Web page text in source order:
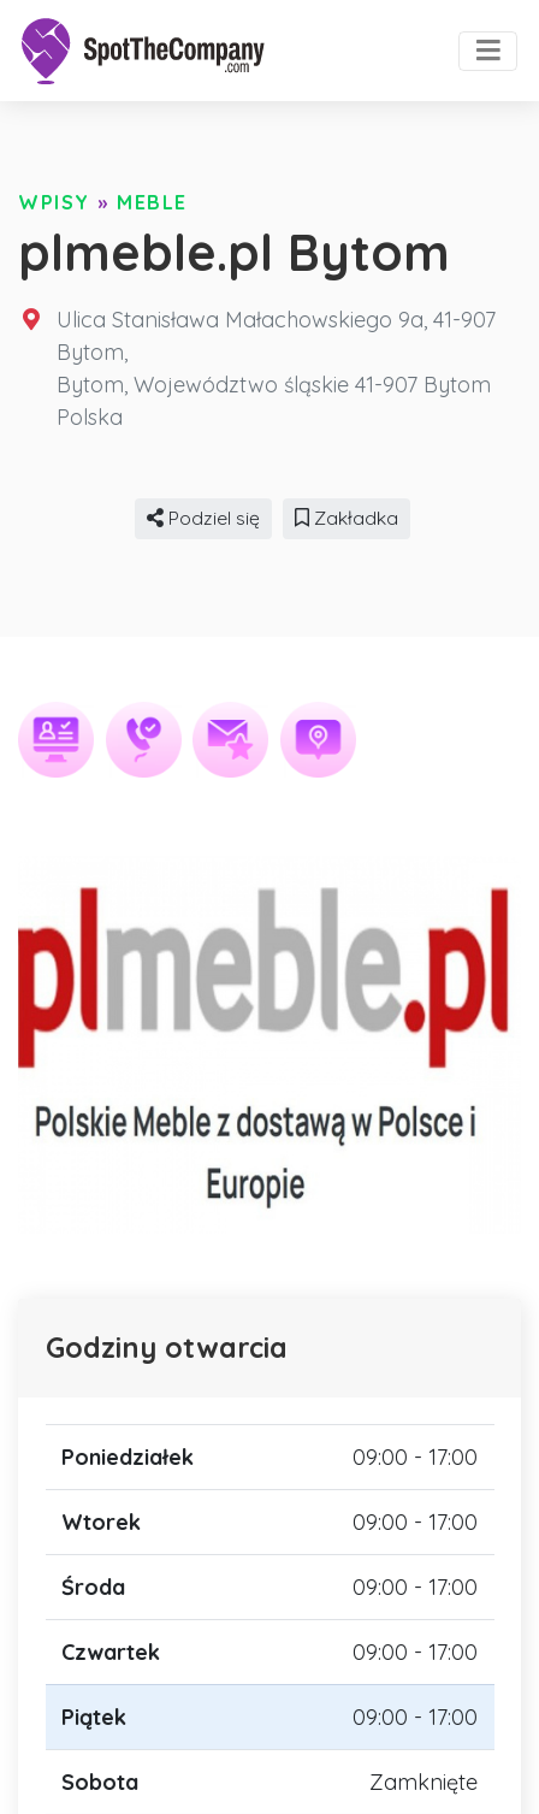
WPISY » MEBLE
plmeble.pl Bytom
Ulica Stanisława Małachowskiego 9a, 41-907
Bytom,
Bytom, Województwo śląskie 41-907 Bytom
Polska
Podziel się Zakładka
Godziny otwarcia
Poniedziałek 09:00 - 17:00
Wtorek 09:00 - 17:00
Środa 09:00 - 17:00
Czwartek 09:00 - 17:00
Piątek 09:00 - 17:00
Sobota Zamknięte